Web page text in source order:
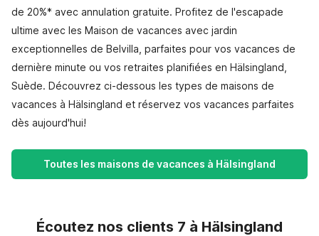
de 20%* avec annulation gratuite. Profitez de l'escapade
ultime avec les Maison de vacances avec jardin
exceptionnelles de Belvilla, parfaites pour vos vacances de
dernière minute ou vos retraites planifiées en Hälsingland,
Suède. Découvrez ci-dessous les types de maisons de
vacances à Hälsingland et réservez vos vacances parfaites
dès aujourd'hui!
Toutes les maisons de vacances à Hälsingland
Écoutez nos clients 7 à Hälsingland